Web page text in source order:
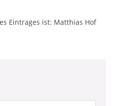
Eintrages ist: Matthias Hof